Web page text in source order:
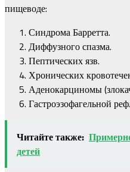
пищеводе:
Синдрома Барретта.
Диффузного спазма.
Пептических язв.
Хронических
Аденокарциномы
Гастроэзофагельной
Читайте также:
детей